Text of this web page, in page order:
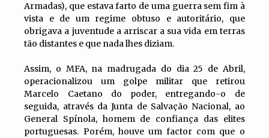
Armadas), que estava farto de uma guerra sem fim à
vista e de um regime obtuso e autoritário, que
obrigava a juventude a arriscar a sua vida em terras
tão distantes e que nada lhes diziam.
Assim, o MFA, na madrugada do dia 25 de Abril,
operacionalizou um golpe militar que retirou
Marcelo Caetano do poder, entregando-o de
seguida, através da Junta de Salvação Nacional, ao
General Spínola, homem de confiança das elites
portuguesas. Porém, houve um factor com que o